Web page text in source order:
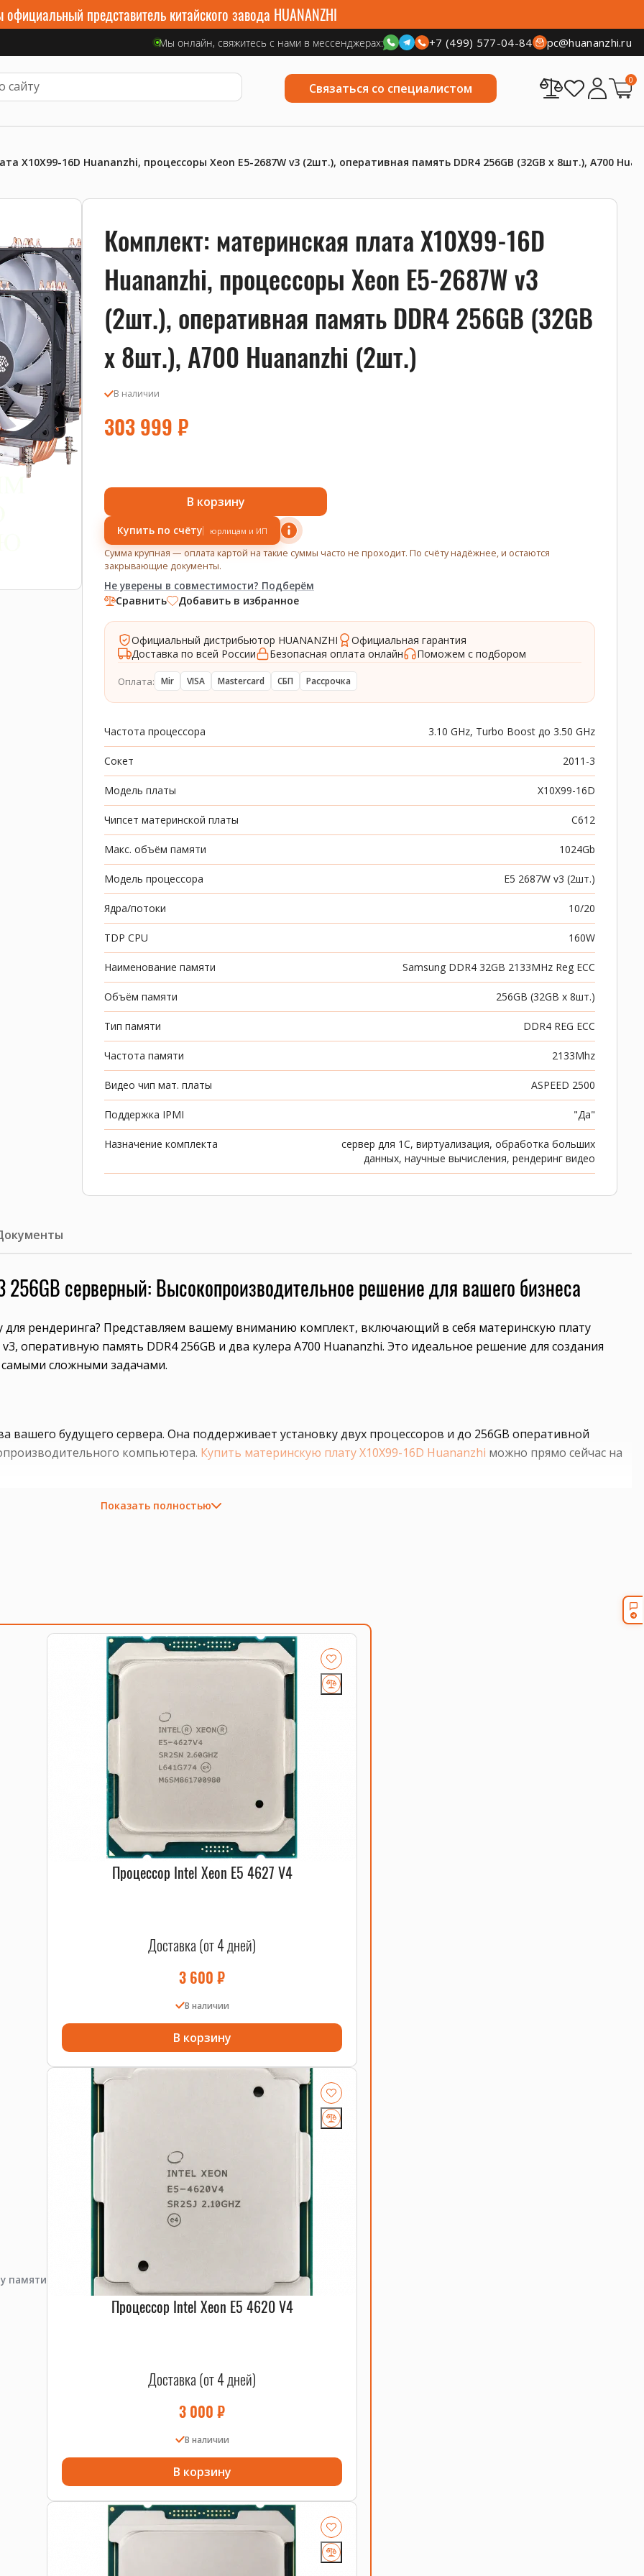
представитель китайского завода HUANANZHI
Мы онлайн, свяжитесь с нами в мессенджерах: +7 (499) 577-04-84 pc@huananzhi.ru
Связаться со специалистом
0
X10X99-16D Huananzhi, процессоры Xeon E5-2687W v3 (2шт.), оперативная память DDR4 256GB (32GB x 8шт.), A700
Комплект: материнская плата X10X99-16D
Huananzhi, процессоры Xeon E5-2687W v3
(2шт.), оперативная память DDR4 256GB (32GB
x 8шт.), A700 Huananzhi (2шт.)
В наличии
303 999₽
В корзину
Купить по счёту юрлицам и ИП
Сумма крупная — оплата картой на такие суммы часто не проходит. По счёту надёжнее, и остаются
закрывающие документы.
Не уверены в совместимости? Подберём
Сравнить Добавить в избранное
Официальный дистрибьютор HUANANZHI
Официальная гарантия
Доставка по всей России
Безопасная оплата онлайн Поможем с подбором
Оплата: Mir VISA Mastercard СБП Рассрочка
Частота процессора 3.10 GHz, Turbo Boost до 3.50 GHz
Сокет 2011-3
Модель платы X10X99-16D
Чипсет материнской платы C612
Макс. объём памяти 1024Gb
Модель процессора E5 2687W v3 (2шт.)
Ядра/потоки 10/20
TDP CPU 160W
Наименование памяти Samsung DDR4 32GB 2133MHz Reg ECC
Объём памяти 256GB (32GB x 8шт.)
Тип памяти DDR4 REG ECC
Частота памяти 2133Mhz
Видео чип мат. платы ASPEED 2500
Поддержка IPMI "Да"
Назначение комплекта
сервер для 1C, виртуализация, обработка больших
данных, научные вычисления, рендеринг видео
256GB серверный: Высокопроизводительное решение для вашего бизнеса
рендеринга? Представляем вашему вниманию комплект, включающий в себя материнскую плату
оперативную память DDR4 256GB и два кулера A700 Huananzhi. Это идеальное решение для создания
самыми сложными задачами.
вашего будущего сервера. Она поддерживает установку двух процессоров и до 256GB оперативной
компьютера. Купить материнскую плату X10X99-16D Huananzhi можно прямо сейчас на
по 32GB каждый, что в сумме дает 256GB. Это серверная память, которая обеспечивает стабильную
процессоров, что позволяет поддерживать оптимальную температуру работы сервера. Они
шума, что делает их идеальным выбором для серверных систем.
RAM, 2 процессора
серверный
сервера, который справится с любыми задачами. Он обеспечивает высокую производительность,
комплект с доставкой по всей России.
Показать полностью
памяти
Процессор Intel Xeon E5 4627 V4
Доставка (от 4 дней)
3 600₽
В наличии
В корзину
Процессор Intel Xeon E5 4620 V4
Доставка (от 4 дней)
3 000₽
В наличии
В корзину